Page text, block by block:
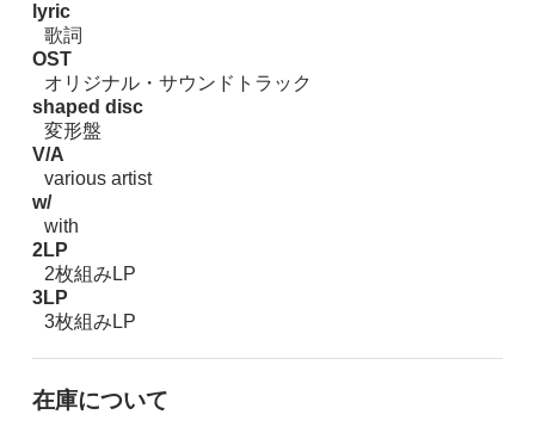
lyric
歌詞
OST
オリジナル・サウンドトラック
shaped disc
変形盤
V/A
various artist
w/
with
2LP
2枚組みLP
3LP
3枚組みLP
在庫について